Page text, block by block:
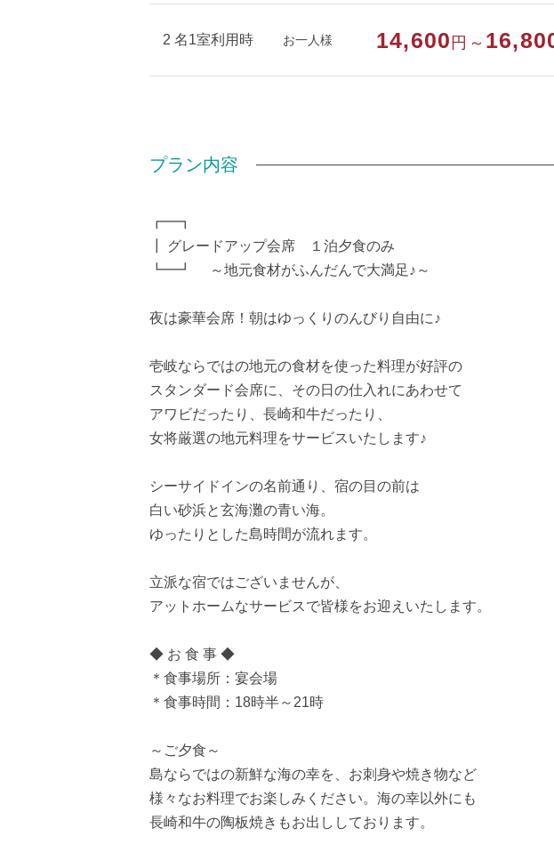
2 名1室利用時 お一人様 14,600 円～
プラン内容
┏━┓
┃ グレードアップ会席 １泊夕食のみ
┗━┛ ～地元食材がふんだんで大満足♪～
夜は豪華会席！朝はゆっくりのんびり自由に♪
壱岐ならではの地元の食材を使った料理が好評の
スタンダード会席に、その日の仕入れにあわせて
アワビだったり、長崎和牛だったり、
女将厳選の地元料理をサービスいたします♪
シーサイドインの名前通り、宿の目の前は
白い砂浜と玄海灘の青い海。
ゆったりとした島時間が流れます。
立派な宿ではございませんが、
アットホームなサービスで皆様をお迎えいたします。
◆ お 食 事 ◆
＊食事場所：宴会場
＊食事時間：18時半～21時
～ご夕食～
島ならではの新鮮な海の幸を、お刺身や焼き物など
様々なお料理でお楽しみください。海の幸以外にも
長崎和牛の陶板焼きもお出ししております。